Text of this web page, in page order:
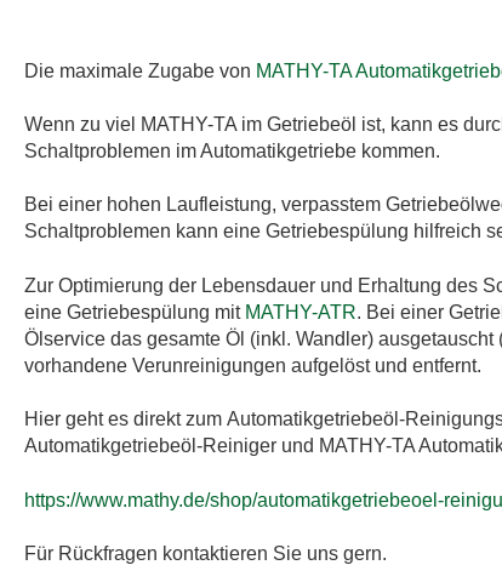
Die maximale Zugabe von MATHY-TA
Wenn zu viel MATHY-TA im Getriebeöl ist, kann es
Schaltproblemen im Automatikgetriebe kommen.
Bei einer hohen Laufleistung, verpasstem
Schaltproblemen kann eine Getriebespülung hilfreich
Zur Optimierung der Lebensdauer und Erhaltung des
eine Getriebespülung mit MATHY-ATR. Bei einer
Ölservice das gesamte Öl (inkl. Wandler)
vorhandene Verunreinigungen aufgelöst und entfernt.
Hier geht es direkt zum Automatikgetriebeöl-
Automatikgetriebeöl-Reiniger und MATHY-TA
https://www.mathy.de/shop/automatikgetriebeoel-
Für Rückfragen kontaktieren Sie uns gern.